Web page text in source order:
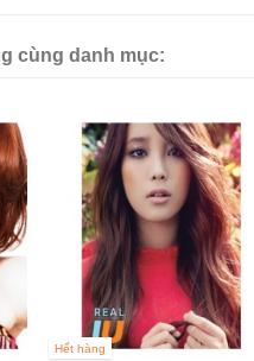
cùng danh mục:
Hết hàng